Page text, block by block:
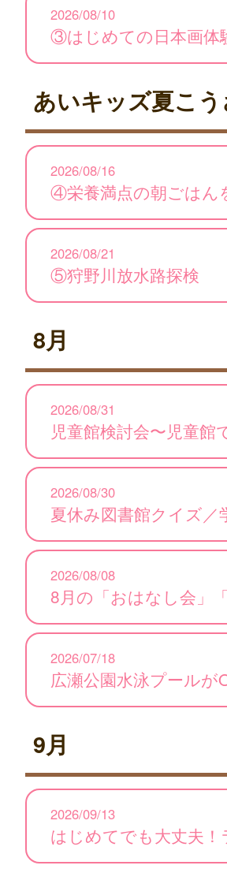
2026/08/10
③はじめての日本画体
あいキッズ夏こ
2026/08/16
④栄養満点の朝ごはん
2026/08/21
⑤狩野川放水路探検
8月
2026/08/31
児童館検討会〜児童
2026/08/30
夏休み図書館クイズ
2026/08/08
8月の「おはなし会」
2026/07/18
広瀬公園水泳プールが
9月
2026/09/13
はじめてでも大丈夫